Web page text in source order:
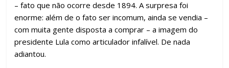
ar
– fato que não ocorre desde 1894. A surpresa foi
enorme: além de o fato ser incomum, ainda se vendia –
com muita gente disposta a comprar – a imagem do
presidente Lula como articulador infalível. De nada
adiantou.